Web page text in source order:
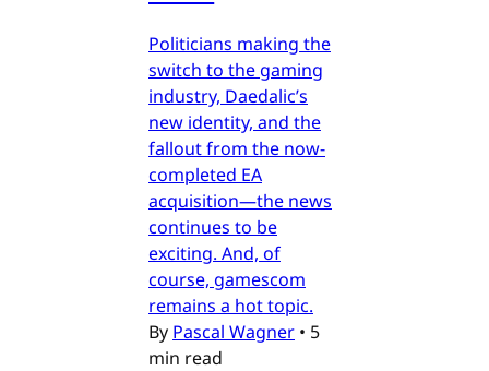
Politicians making the
switch to the gaming
industry, Daedalic’s
new identity, and the
fallout from the now-
completed EA
acquisition—the news
continues to be
exciting. And, of
course, gamescom
remains a hot topic.
By Pascal Wagner • 5
min read